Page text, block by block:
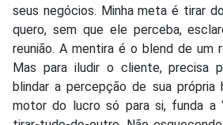
seus negócios. Minha meta é tirar
quero, sem que ele perceba,
reunião. A mentira é o blend de um
Mas para iludir o cliente, precisa
blindar a percepção de sua própria
motor do lucro só para si, funda a